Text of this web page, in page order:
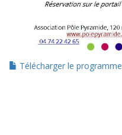
Télécharger le programme